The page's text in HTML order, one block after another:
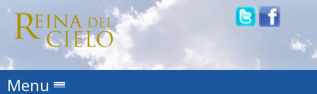
Menu Skip to content